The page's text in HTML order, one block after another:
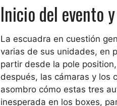
Inicio del evento
La escuadra en cuestión
varias de sus unidades, en
partir desde la pole
después, las cámaras y los
asombro cómo estas tres
inesperada en los boxes,